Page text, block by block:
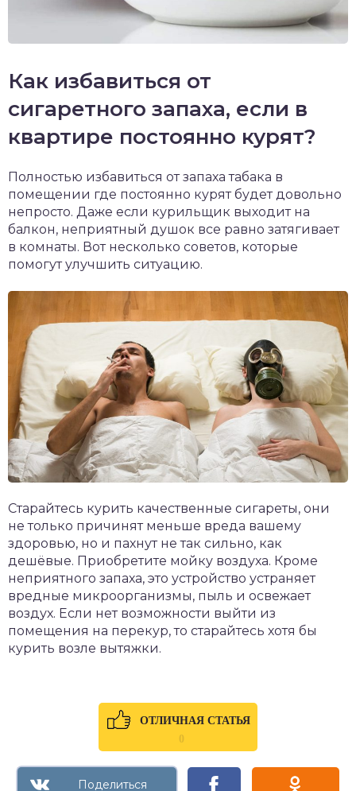
Как избавиться от
сигаретного запаха, если в
квартире постоянно курят?
Полностью избавиться от запаха табака в
помещении где постоянно курят будет довольно
непросто. Даже если курильщик выходит на
балкон, неприятный душок все равно затягивает
в комнаты. Вот несколько советов, которые
помогут улучшить ситуацию.
Старайтесь курить качественные сигареты, они
не только причинят меньше вреда вашему
здоровью, но и пахнут не так сильно, как
дешёвые. Приобретите мойку воздуха. Кроме
неприятного запаха, это устройство устраняет
вредные микроорганизмы, пыль и освежает
воздух. Если нет возможности выйти из
помещения на перекур, то старайтесь хотя бы
курить возле вытяжки.
ОТЛИЧНАЯ СТАТЬЯ
0